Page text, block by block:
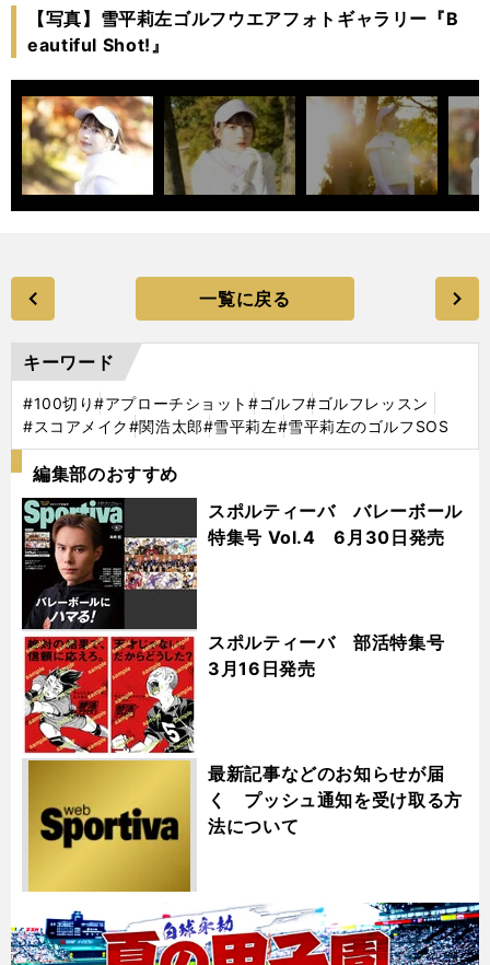
【写真】雪平莉左ゴルフウエアフォトギャラリー『B
eautiful Shot!』
一覧に戻る
キーワード
#100切り#アプローチショット #ゴルフ#ゴルフレッスン
#スコアメイク#関浩太郎#雪平莉左#雪平莉左のゴルフSOS
編集部のおすすめ
スポルティーバ バレーボール
特集号 Vol.4 6月30日発売
スポルティーバ 部活特集号
3月16日発売
最新記事などのお知らせが届
く プッシュ通知を受け取る方
法について